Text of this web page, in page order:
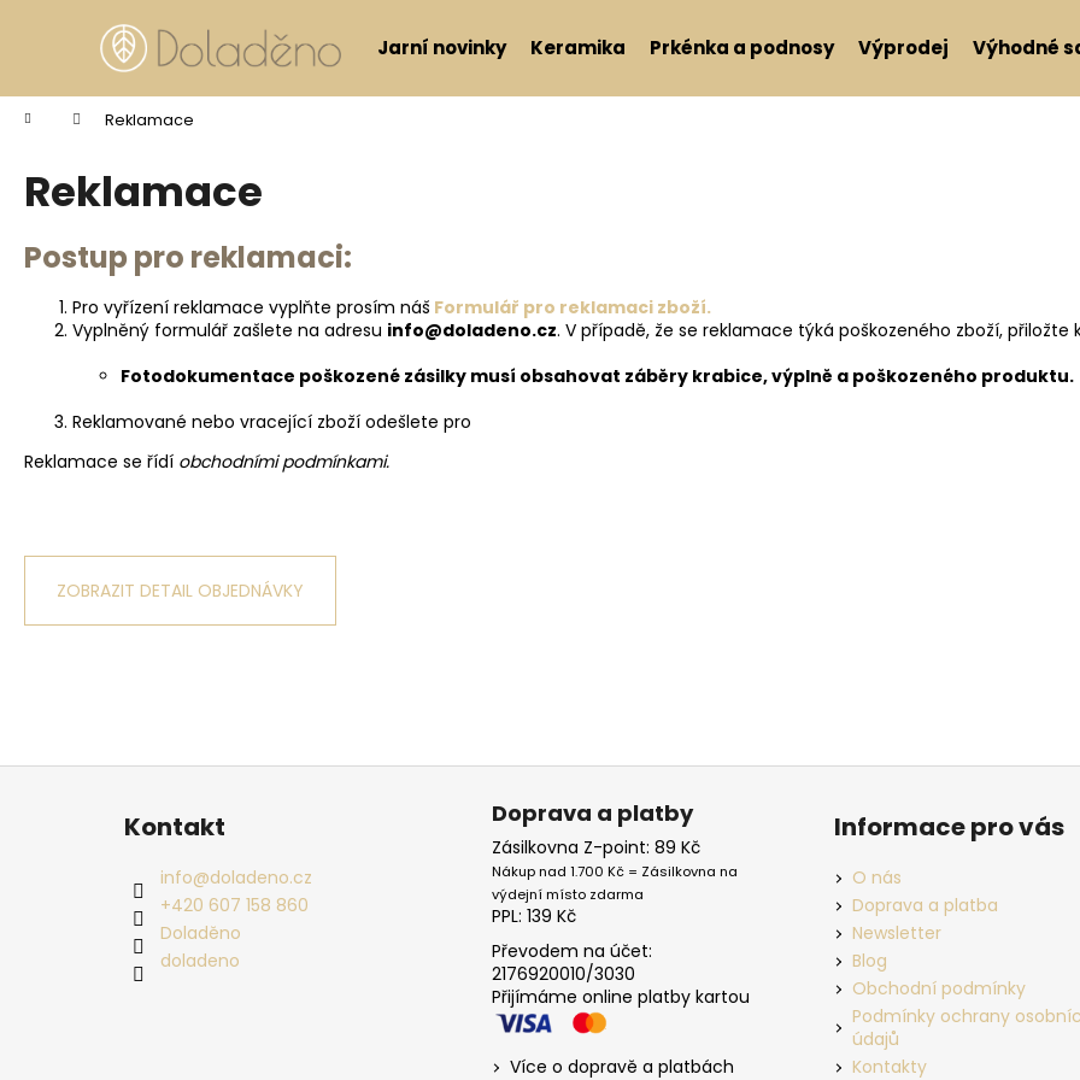
Jarní novinky Keramika Prkénka a podnosy Výprodej Výhodné
Domů Reklamace
Reklamace
Postup pro reklamaci:
Pro vyřízení reklamace vyplňte prosím náš Formulář pro reklamaci zboží.
Vyplněný formulář zašlete na adresu info@doladeno.cz. V případě, že se reklamace týká poškozeného zboží,
Fotodokumentace poškozené zásilky musí obsahovat záběry krabice, výplně a poškozeného produktu.
Reklamované nebo vracející zboží odešlete pro
Reklamace se řídí obchodními podmínkami.
ZOBRAZIT DETAIL OBJEDNÁVKY
Zpět
do
obchodu
Zpět
do
obchodu
Doporučujeme
Kontakt
info@doladeno.cz
+420 607 158 860
Doladěno
doladeno
Doprava a platby
Zásilkovna Z-point: 89 Kč
Nákup nad 1.700 Kč = Zásilkovna na
výdejní místo zdarma
PPL: 139 Kč
Převodem na účet:
2176920010/3030
Přijímáme online platby kartou
Více o dopravě a platbách
Informace pro vás
O nás
Doprava a platba
Newsletter
Blog
Obchodní podmínky
Podmínky ochrany
údajů
Kontakty